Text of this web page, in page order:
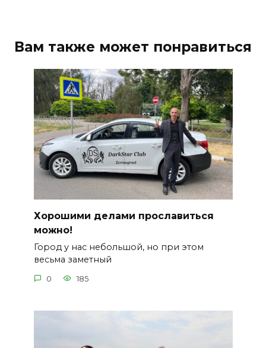
Вам также может понравиться
Хорошими делами прославиться
можно!
Город у нас небольшой, но при этом
весьма заметный
0 185